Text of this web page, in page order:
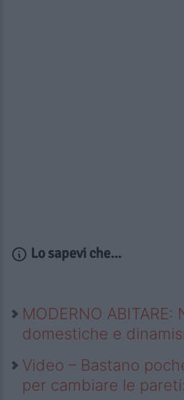
Lo sapevi che...
MODERNO
domestiche e
Video – Bastano
per cambiare le